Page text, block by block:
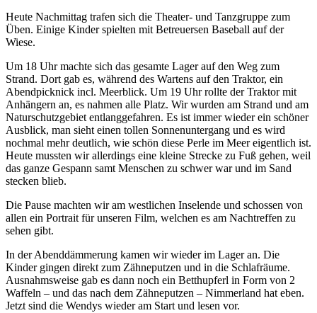
Heute Nachmittag trafen sich die Theater- und Tanzgruppe zum
Üben. Einige Kinder spielten mit Betreuersen Baseball auf der
Wiese.
Um 18 Uhr machte sich das gesamte Lager auf den Weg zum
Strand. Dort gab es, während des Wartens auf den Traktor, ein
Abendpicknick incl. Meerblick. Um 19 Uhr rollte der Traktor mit
Anhängern an, es nahmen alle Platz. Wir wurden am Strand und am
Naturschutzgebiet entlanggefahren. Es ist immer wieder ein schöner
Ausblick, man sieht einen tollen Sonnenuntergang und es wird
nochmal mehr deutlich, wie schön diese Perle im Meer eigentlich ist.
Heute mussten wir allerdings eine kleine Strecke zu Fuß gehen, weil
das ganze Gespann samt Menschen zu schwer war und im Sand
stecken blieb.
Die Pause machten wir am westlichen Inselende und schossen von
allen ein Portrait für unseren Film, welchen es am Nachtreffen zu
sehen gibt.
In der Abenddämmerung kamen wir wieder im Lager an. Die
Kinder gingen direkt zum Zähneputzen und in die Schlafräume.
Ausnahmsweise gab es dann noch ein Betthupferl in Form von 2
Waffeln – und das nach dem Zähneputzen – Nimmerland hat eben.
Jetzt sind die Wendys wieder am Start und lesen vor.